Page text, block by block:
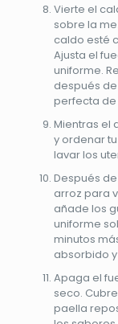
Vierte el
sobre la
caldo esté
Ajusta el
uniforme.
después
perfecta de
Mientras el
y ordenar
lavar los
Después
arroz para
añade los
uniforme
minutos
absorbido
Apaga el
seco.
paella